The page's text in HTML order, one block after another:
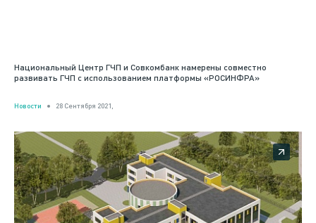
Национальный Центр ГЧП и Совкомбанк намерены совместно
развивать ГЧП с использованием платформы «РОСИНФРА»
Новости 28 Сентября 2021,